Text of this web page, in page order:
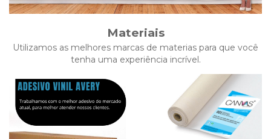
Materiais
Utilizamos as melhores marcas de materias para que você
tenha uma experiência incrível.